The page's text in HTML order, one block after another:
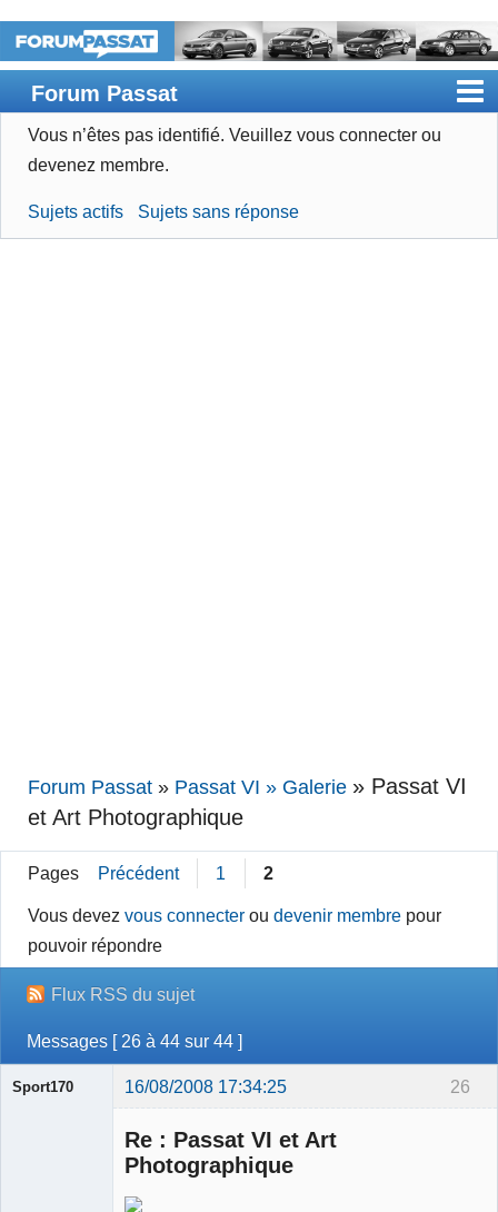
Forum Passat
Accueil
Devenir membre
Vous n’êtes pas identifié. Veuillez vous connecter ou
devenez membre.
Sujets actifs Sujets sans réponse
Forum Passat » Passat VI » Galerie » Passat VI
et Art Photographique
Pages Précédent 1 2
Vous devezvous connecter oudevenir membre pour
pouvoir répondre
Flux RSS du sujet
Messages [ 26 à 44 sur 44 ]
26
Sport170 16/08/2008 17:34:25
Re : Passat VI et Art
Photographique